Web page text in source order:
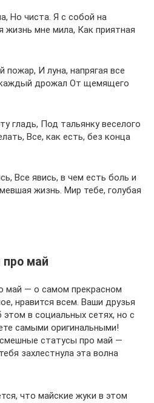
Но чиста. Я с собой на
жизнь мне мила, Как приятная
И луна, напрягая все
дрожал От щемящего
гладь, Под тальянку веселого
Все, как есть, без конца
Все явись, в чем есть боль и
жизнь. Мир тебе, голубая
май
май — о самом прекрасном
нравится всем. Ваши друзья
в социальных сетях, но с
самыми оригинальными!
статусы про май —
захлестнула эта волна
что майские жуки в этом